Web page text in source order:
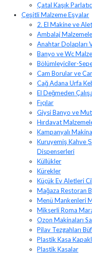
Çatal Kaşık
Çeşitli Malzeme Eşyalar
2. El Makine ve
Ambalaj
Anahtar Dolapları
Banyo ve Wc
Bölümleyiciler-
Cam Borular ve
Cağ Adana Urfa
El Değmeden
Fıçılar
Giysi Banyo ve
Hırdavat
Kampanyalı
Kuruyemiş Kahve
Dispenserleri
Küllükler
Kürekler
Küçük Ev Aletleri
Mağaza Restoran
Menü Mankenleri
Mikserli Roma
Ozon Makinaları
Pilav Tezgahları
Plastik Kasa
Plastik Kasalar